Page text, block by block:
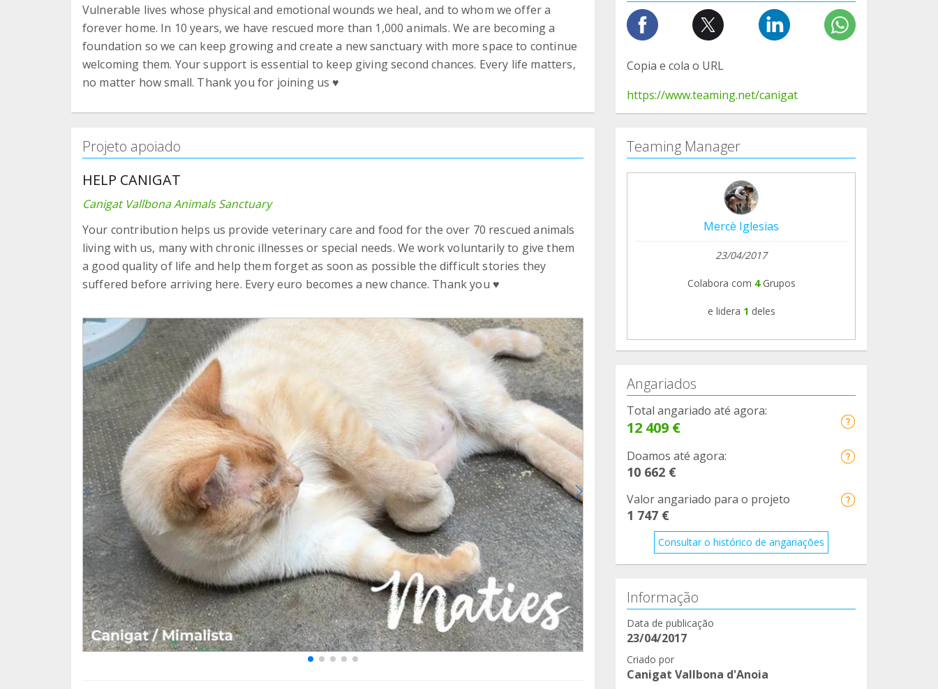
Vulnerable lives whose physical and emotional wounds we heal, and to whom we offer a
forever home. In 10 years, we have rescued more than 1,000 animals. We are becoming a
foundation so we can keep growing and create a new sanctuary with more space to continue
welcoming them. Your support is essential to keep giving second chances. Every life matters,
no matter how small. Thank you for joining us ♥️
Projeto apoiado
HELP CANIGAT
Canigat Vallbona Animals Sanctuary
Your contribution helps us provide veterinary care and food for the over 70 rescued animals
living with us, many with chronic illnesses or special needs. We work voluntarily to give them
a good quality of life and help them forget as soon as possible the difficult stories they
suffered before arriving here. Every euro becomes a new chance. Thank you ♥️
Copia e cola o URL
https://www.teaming.net/canigat
Teaming Manager
Mercè Iglesias
23/04/2017
Colabora com 4Grupos
e lidera 1 deles
Angariados
Total angariado até agora:
12 409 €
Doamos até agora:
10 662 €
Valor angariado para o projeto
1 747 €
Consultar o histórico de angariações
Informação
Data de publicação
23/04/2017
Criado por
Canigat Vallbona d'Anoia